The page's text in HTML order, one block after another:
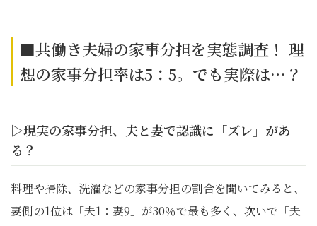
■共働き夫婦の家事分担を実態調査！ 理
想の家事分担率は5：5。でも実際は…？
▷現実の家事分担、夫と妻で認識に「ズレ」があ
る？
料理や掃除、洗濯などの家事分担の割合を聞いてみると、
妻側の1位は「夫1：妻9」が30％で最も多く、次いで「夫